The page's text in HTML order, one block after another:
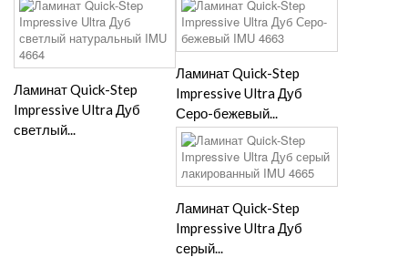
Ламинат Quick-Step
Impressive Ultra Дуб
светлый...
Ламинат Quick-Step
Impressive Ultra Дуб
Серо-бежевый...
Ламинат Quick-Step
Impressive Ultra Дуб
серый...